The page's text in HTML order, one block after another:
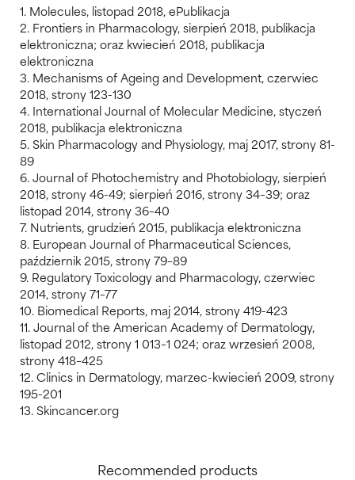
1. Molecules, listopad 2018, ePublikacja
2. Frontiers in Pharmacology, sierpień 2018, publikacja
elektroniczna; oraz kwiecień 2018, publikacja
elektroniczna
3. Mechanisms of Ageing and Development, czerwiec
2018, strony 123-130
4. International Journal of Molecular Medicine, styczeń
2018, publikacja elektroniczna
5. Skin Pharmacology and Physiology, maj 2017, strony 81-
89
6. Journal of Photochemistry and Photobiology, sierpień
2018, strony 46-49; sierpień 2016, strony 34–39; oraz
listopad 2014, strony 36–40
7. Nutrients, grudzień 2015, publikacja elektroniczna
8. European Journal of Pharmaceutical Sciences,
październik 2015, strony 79–89
9. Regulatory Toxicology and Pharmacology, czerwiec
2014, strony 71–77
10. Biomedical Reports, maj 2014, strony 419-423
11. Journal of the American Academy of Dermatology,
listopad 2012, strony 1 013–1 024; oraz wrzesień 2008,
strony 418–425
12. Clinics in Dermatology, marzec-kwiecień 2009, strony
195-201
13. Skincancer.org
Recommended products